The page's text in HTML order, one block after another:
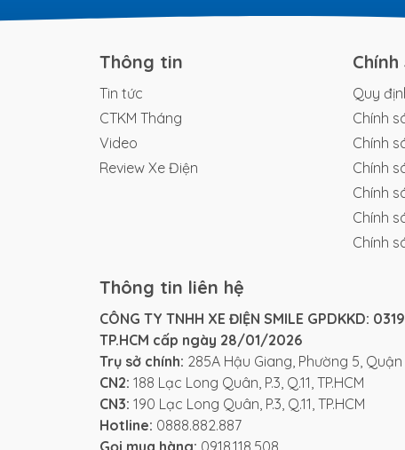
Tại Xe Điện Smile, chúng tôi cam kết cung
và giá cả cạnh tranh nhất trên thị trường.
Video review xe đạp điện Newbeer
Thông tin
Tin tức
CTKM Tháng
Video
Review Xe Điện
Chính
Quy
Chính
Chính
Chính
Chính
Chính
Chính
Thông tin liên hệ
CÔNG TY TNHH XE ĐIỆN SMILE GPDKKD:
TP.HCM cấp ngày 28/01/2026
Trụ sở chính: 285A Hậu Giang, Phường 5,
CN2: 188 Lạc Long Quân, P.3, Q.11, TP.HCM
CN3: 190 Lạc Long Quân, P.3, Q.11, TP.HCM
Hotline: 0888.882.887